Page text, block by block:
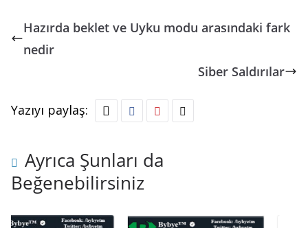
Hazırda beklet ve Uyku modu arasındaki fark
nedir
Siber Saldırılar
Yazıyı paylaş:
Ayrıca Şunları da
Beğenebilirsiniz